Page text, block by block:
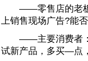
——零售店的老板
上销售现场广告?能
——主要消费者：
试新产品，多买—点